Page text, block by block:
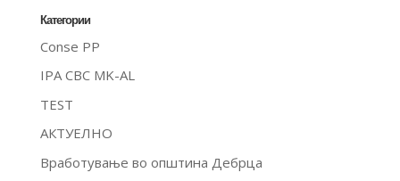
Категории
Conse PP
IPA CBC MK-AL
TEST
АКТУЕЛНО
Вработување во општина Дебрца